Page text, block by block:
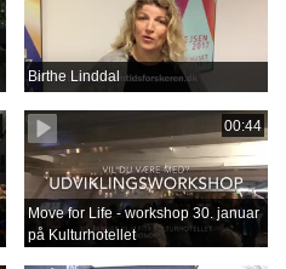
Birthe Linddal
00:44
Move for Life - workshop 30. januar
på Kulturhotellet